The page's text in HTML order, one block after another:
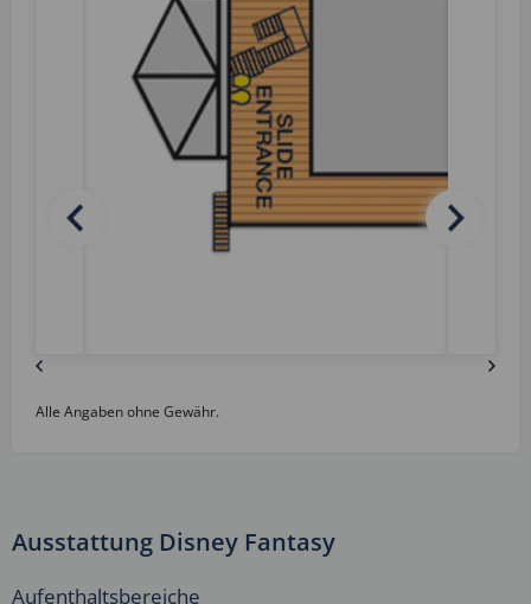
Alle Angaben ohne Gewähr.
Ausstattung Disney Fantasy
Aufenthaltsbereiche